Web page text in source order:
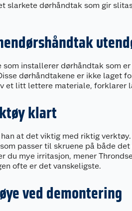
slarkete dørhåndtak som gir
som installerer dørhåndtak som
dørhåndtakene er ikke laget
et litt lettere materiale, forklarer
klart
at det viktig med riktig
passer til skruene på både det
du mye irritasjon, mener
ofte er det vanskeligste.
ved demontering